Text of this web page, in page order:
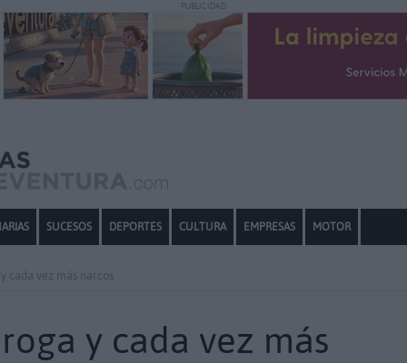
PUBLICIDAD
SUCESOS DEPORTES CULTURA EMPRESAS MOTOR
cada vez más narcos
y cada vez más